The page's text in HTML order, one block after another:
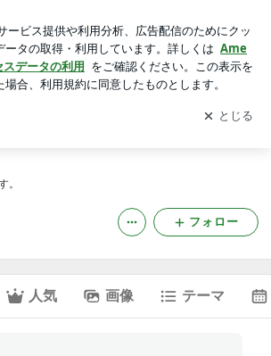
ドして ブログの更新通知
を受け取りまし
開く
。
フォロー
人気 画像 テーマ